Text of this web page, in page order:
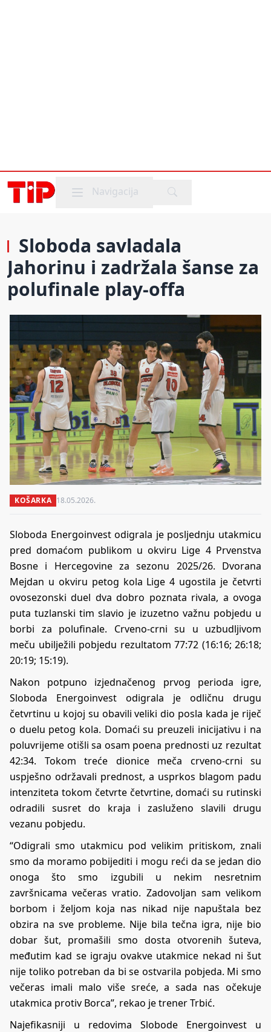
Mobile menu
Navigacija
Sloboda savladala
Jahorinu i zadržala šanse za
polufinale play-offa
KOŠARKA 18.05.2026.
Sloboda Energoinvest odigrala je posljednju utakmicu
pred domaćom publikom u okviru Lige 4 Prvenstva
Bosne i Hercegovine za sezonu 2025/26. Dvorana
Mejdan u okviru petog kola Lige 4 ugostila je četvrti
ovosezonski duel dva dobro poznata rivala, a ovoga
puta tuzlanski tim slavio je izuzetno važnu pobjedu u
borbi za polufinale. Crveno-crni su u uzbudljivom
meču ubilježili pobjedu rezultatom 77:72 (16:16; 26:18;
20:19; 15:19).
Nakon potpuno izjednačenog prvog perioda igre,
Sloboda Energoinvest odigrala je odličnu drugu
četvrtinu u kojoj su obavili veliki dio posla kada je riječ
o duelu petog kola. Domaći su preuzeli inicijativu i na
poluvrijeme otišli sa osam poena prednosti uz rezultat
42:34. Tokom treće dionice meča crveno-crni su
uspješno održavali prednost, a usprkos blagom padu
intenziteta tokom četvrte četvrtine, domaći su rutinski
odradili susret do kraja i zasluženo slavili drugu
vezanu pobjedu.
“Odigrali smo utakmicu pod velikim pritiskom, znali
smo da moramo pobijediti i mogu reći da se jedan dio
onoga što smo izgubili u nekim nesretnim
završnicama večeras vratio. Zadovoljan sam velikom
borbom i željom koja nas nikad nije napuštala bez
obzira na sve probleme. Nije bila tečna igra, nije bio
dobar šut, promašili smo dosta otvorenih šuteva,
međutim kad se igraju ovakve utakmice nekad ni šut
nije toliko potreban da bi se ostvarila pobjeda. Mi smo
večeras imali malo više sreće, a sada nas očekuje
utakmica protiv Borca”, rekao je trener Trbić.
Najefikasniji u redovima Slobode Energoinvest u